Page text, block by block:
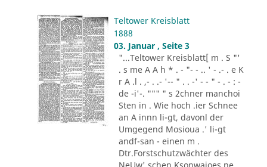
Teltower Kreisblatt
1888
03. Januar , Seite 3
"...Teltower Kreisblatt[ m . S "'
. s me A A h * . - "- - .. ' - .- . e K
r A .l . ,- . .- '-- " . . -' - - " - . - : -
de -i'-. """ " s 2chner manchoi
Sten in . Wie hoch .ier Schnee
an A innn li-gt, davonl der
Umgegend Mosioua .' li-gt
andf-san - einen m .
Dtr.Forstschutzwächter des